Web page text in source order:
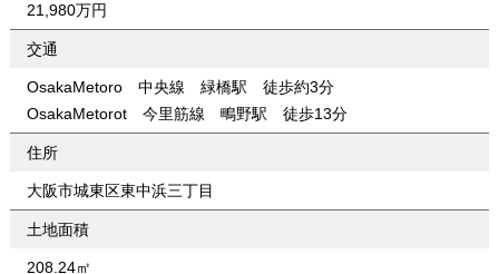
21,980万円
交通
OsakaMetoro 中央線 緑橋駅 徒歩約3分
OsakaMetorot 今里筋線 鴫野駅 徒歩13分
住所
大阪市城東区東中浜三丁目
土地面積
208.24㎡